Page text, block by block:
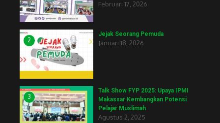
Februari 17, 2026
2
Jejak Seorang Pemuda
Januari 18, 2026
3
Talk Show FYP 2025: Upaya IPMI
Makassar Kembangkan Potensi
Pelajar Muslimah
Agustus 2, 2025